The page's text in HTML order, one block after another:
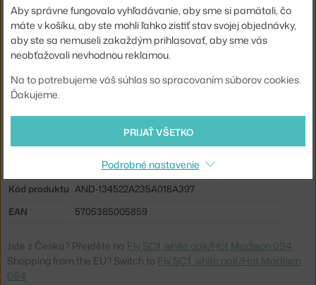
Dĺžka:
87 cm
Hĺbka:
80 cm
Hmotnosť:
30 kg
Podrúčky:
s podrúčkami
Farba:
Sedák:
čalúnený
Kód produktu AND-134522A235A018A397
EAN
5705385005859
Jste z Česka? Přejděte na Fly SC1, white oak/Hot Madison 094
Shopping from the EU? Switch to Fly SC1, white oak/Hot Madison
094
Aby správne fungovalo vyhľadávanie, aby sme si pamätali, čo
máte v košíku, aby ste mohli ľahko zistiť stav svojej objednávky,
aby ste sa nemuseli zakaždým prihlasovať, aby sme vás
neobťažovali nevhodnou reklamou.
Na to potrebujeme váš súhlas so spracovaním súborov cookies.
Ďakujeme.
PRIJAŤ VŠETKO
Podrobné nastavenie